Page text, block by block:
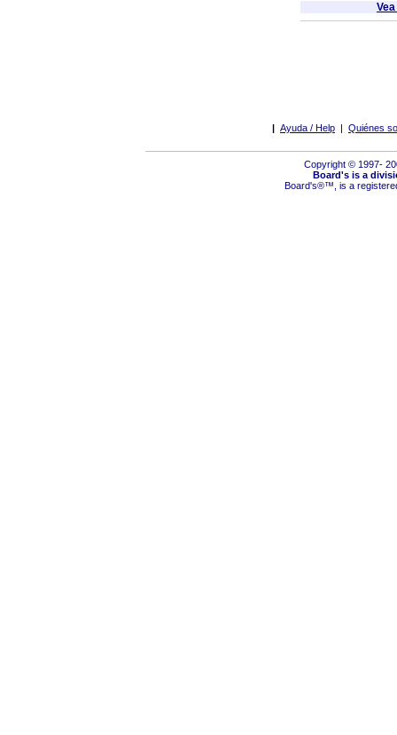
| Ayuda / Help | Quiénes
Copyright © 1997-
Board's is a
Board's®™, is a